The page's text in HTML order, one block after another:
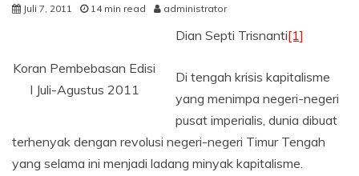
Juli 7, 2011 14 min read administrator
Koran Pembebasan Edisi
I Juli-Agustus 2011
Dian Septi Trisnanti[1]
Di tengah krisis kapitalisme
yang menimpa negeri-negeri
pusat imperialis, dunia dibuat
terhenyak dengan revolusi negeri-negeri Timur Tengah
yang selama ini menjadi ladang minyak kapitalisme.